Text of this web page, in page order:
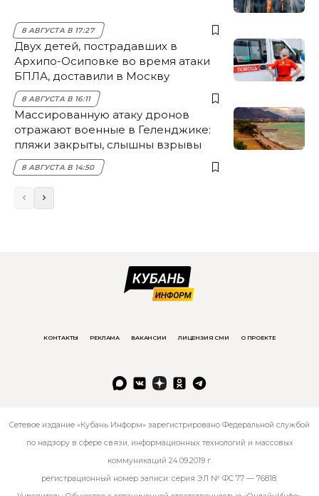
8 АВГУСТА В 17:27
Двух детей, пострадавших в
Архипо-Осиповке во время атаки
БПЛА, доставили в Москву
8 АВГУСТА В 16:11
Массированную атаку дронов
отражают военные в Геленджике:
пляжи закрыты, слышны взрывы
8 АВГУСТА В 14:50
КОНТАКТЫ РЕКЛАМА ВАКАНСИИ ЛИЦЕНЗИЯ СМИ О ПРОЕКТЕ
Сетевое издание «Кубань Информ» зарегистрировано Федеральной службой
по надзору в сфере связи, информационных технологий и массовых
коммуникаций 24.09.2019 г.
регистрационный номер записи: серия ЭЛ № ФС 77 — 76818.